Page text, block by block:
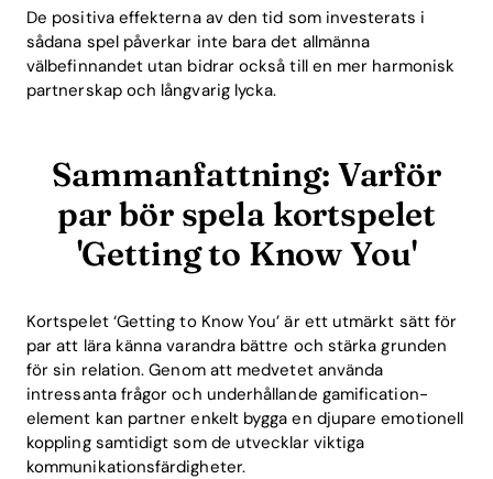
De positiva effekterna av den tid som investerats i
sådana spel påverkar inte bara det allmänna
välbefinnandet utan bidrar också till en mer harmonisk
partnerskap och långvarig lycka.
Sammanfattning: Varför
par bör spela kortspelet
'Getting to Know You'
Kortspelet ‘Getting to Know You’ är ett utmärkt sätt för
par att lära känna varandra bättre och stärka grunden
för sin relation. Genom att medvetet använda
intressanta frågor och underhållande gamification-
element kan partner enkelt bygga en djupare emotionell
koppling samtidigt som de utvecklar viktiga
kommunikationsfärdigheter.